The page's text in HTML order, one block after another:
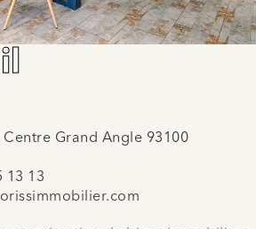
Centre Grand Angle 93100
13 13